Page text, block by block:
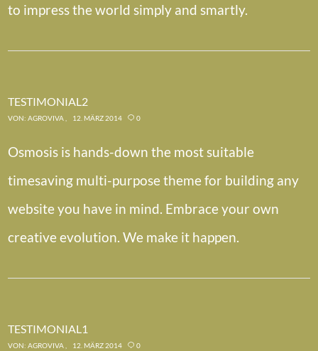
to impress the world simply and smartly.
TESTIMONIAL2
VON:AGROVIVA 12. MÄRZ 2014 0
Osmosis is hands-down the most suitable
timesaving multi-purpose theme for building any
website you have in mind. Embrace your own
creative evolution. We make it happen.
TESTIMONIAL1
VON:AGROVIVA 12. MÄRZ 2014 0